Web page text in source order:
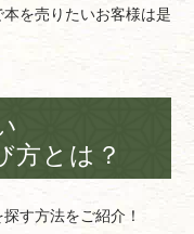
を売りたいお客様は是
方とは？
す方法をご紹介！